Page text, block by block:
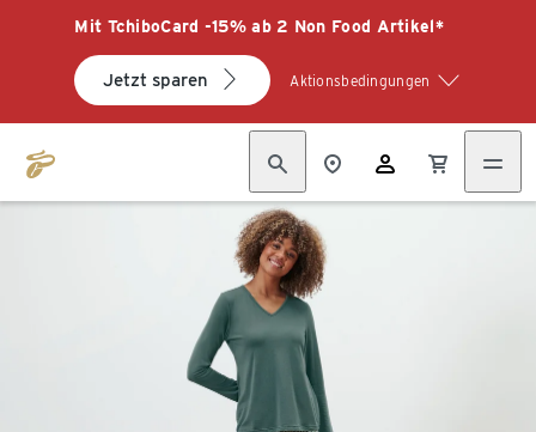
Mit TchiboCard -15% ab 2 Non Food Artikel*
Jetzt sparen Aktionsbedingungen